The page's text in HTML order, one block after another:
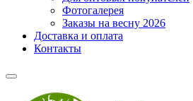
Фотогалерея
Заказы на весну 2026
Доставка и оплата
Контакты